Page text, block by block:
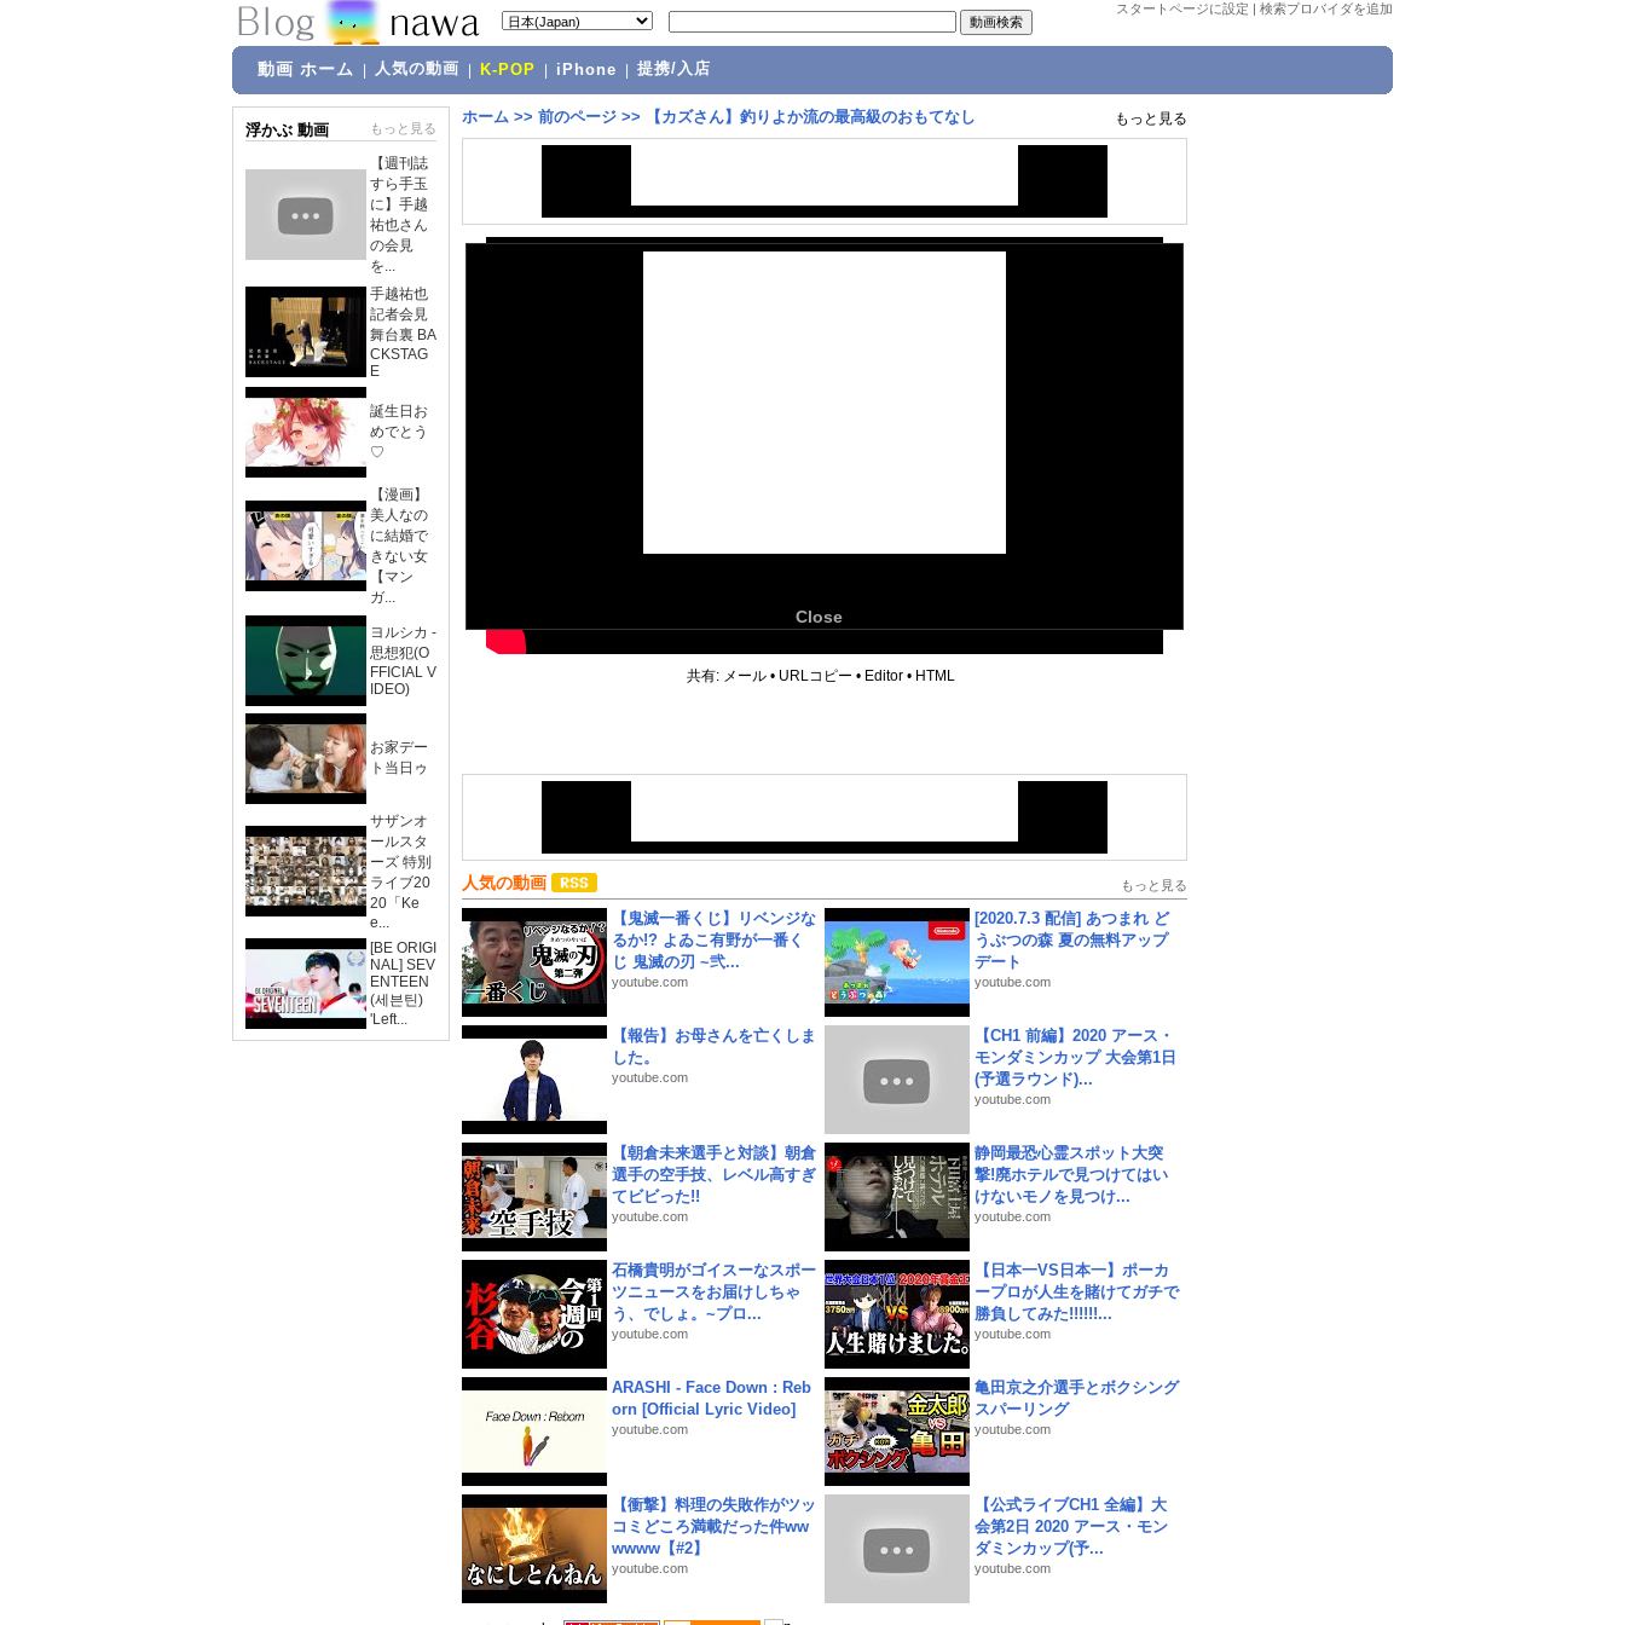
スタートページに設定 | 検索プロバイダを追加
動画 ホーム 人気の動画 K-POP iPhone 提携/入店
浮かぶ 動画 もっと見る
【週刊誌
すら手玉
に】手越
祐也さん
の会見
を...
手越祐也
記者会見
舞台裏 BA
CKSTAG
E
誕生日お
めでとう
♡
【漫画】
美人なの
に結婚で
きない女
【マン
ガ...
ヨルシカ -
思想犯(O
FFICIAL V
IDEO)
お家デー
ト当日ゥ
サザンオ
ールスタ
ーズ 特別
ライブ20
20「Ke
e...
[BE ORIGI
NAL] SEV
ENTEEN
(세븐틴)
'Left...
ホーム >> 前のページ >> 【カズさん】釣りよか流の最高級のおもてなし もっと見る
Close
共有: メール • URLコピー • Editor • HTML
人気の動画 もっと見る
【鬼滅一番くじ】リベンジな
るか!? よゐこ有野が一番く
じ 鬼滅の刃 ~弐...
youtube.com
[2020.7.3 配信] あつまれ ど
うぶつの森 夏の無料アップ
デート
youtube.com
【報告】お母さんを亡くしま
した。
youtube.com
【CH1 前編】2020 アース・
モンダミンカップ 大会第1日
(予選ラウンド)...
youtube.com
【朝倉未来選手と対談】朝倉
選手の空手技、レベル高すぎ
てビビった!!
youtube.com
静岡最恐心霊スポット大突
撃!廃ホテルで見つけてはい
けないモノを見つけ...
youtube.com
石橋貴明がゴイスーなスポー
ツニュースをお届けしちゃ
う、でしょ。~プロ...
youtube.com
【日本一VS日本一】ポーカ
ープロが人生を賭けてガチで
勝負してみた!!!!!!...
youtube.com
ARASHI - Face Down : Reb
orn [Official Lyric Video]
youtube.com
亀田京之介選手とボクシング
スパーリング
youtube.com
【衝撃】料理の失敗作がツッ
コミどころ満載だった件ww
wwww【#2】
youtube.com
【公式ライブCH1 全編】大
会第2日 2020 アース・モン
ダミンカップ(予...
youtube.com